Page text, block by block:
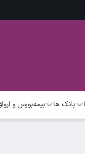
بانک ها بیمهبورس و